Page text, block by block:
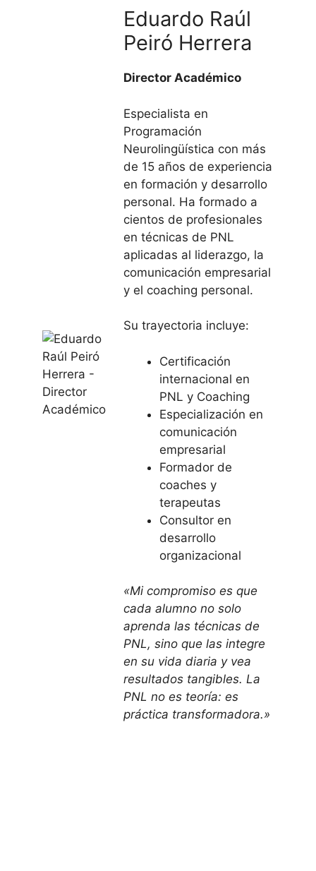
Eduardo Raúl
Peiró Herrera
Director Académico
Especialista en
Programación
Neurolingüística con más
de 15 años de experiencia
en formación y desarrollo
personal. Ha formado a
cientos de profesionales
en técnicas de PNL
aplicadas al liderazgo, la
comunicación empresarial
y el coaching personal.
Su trayectoria incluye:
Certificación
internacional en
PNL y Coaching
Especialización en
comunicación
empresarial
Formador de
coaches y
terapeutas
Consultor en
desarrollo
organizacional
«Mi compromiso es que
cada alumno no solo
aprenda las técnicas de
PNL, sino que las integre
en su vida diaria y vea
resultados tangibles. La
PNL no es teoría: es
práctica transformadora.»